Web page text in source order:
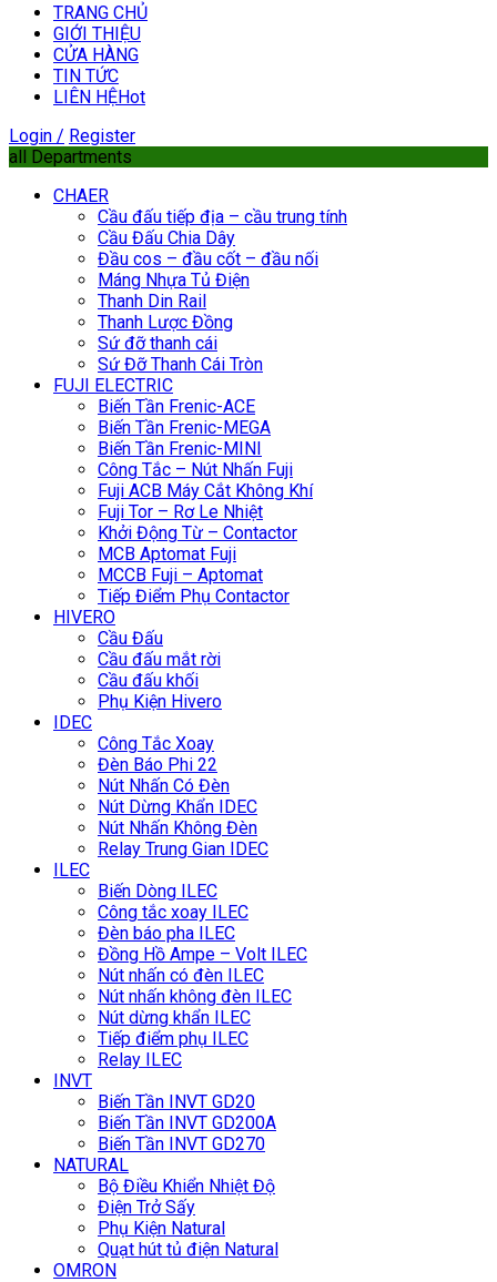
TRANG CHỦ
GIỚI THIỆU
CỬA HÀNG
TIN TỨC
LIÊN HỆHot
Login / Register
all Departments
CHAER
Cầu đấu tiếp địa – cầu trung tính
Cầu Đấu Chia Dây
Đầu cos – đầu cốt – đầu nối
Máng Nhựa Tủ Điện
Thanh Din Rail
Thanh Lược Đồng
Sứ đỡ thanh cái
Sứ Đỡ Thanh Cái Tròn
FUJI ELECTRIC
Biến Tần Frenic-ACE
Biến Tần Frenic-MEGA
Biến Tần Frenic-MINI
Công Tắc – Nút Nhấn Fuji
Fuji ACB Máy Cắt Không Khí
Fuji Tor – Rơ Le Nhiệt
Khởi Động Từ – Contactor
MCB Aptomat Fuji
MCCB Fuji – Aptomat
Tiếp Điểm Phụ Contactor
HIVERO
Cầu Đấu
Cầu đấu mắt rời
Cầu đấu khối
Phụ Kiện Hivero
IDEC
Công Tắc Xoay
Đèn Báo Phi 22
Nút Nhấn Có Đèn
Nút Dừng Khẩn IDEC
Nút Nhấn Không Đèn
Relay Trung Gian IDEC
ILEC
Biến Dòng ILEC
Công tắc xoay ILEC
Đèn báo pha ILEC
Đồng Hồ Ampe – Volt ILEC
Nút nhấn có đèn ILEC
Nút nhấn không đèn ILEC
Nút dừng khẩn ILEC
Tiếp điểm phụ ILEC
Relay ILEC
INVT
Biến Tần INVT GD20
Biến Tần INVT GD200A
Biến Tần INVT GD270
NATURAL
Bộ Điều Khiển Nhiệt Độ
Điện Trở Sấy
Phụ Kiện Natural
Quạt hút tủ điện Natural
OMRON